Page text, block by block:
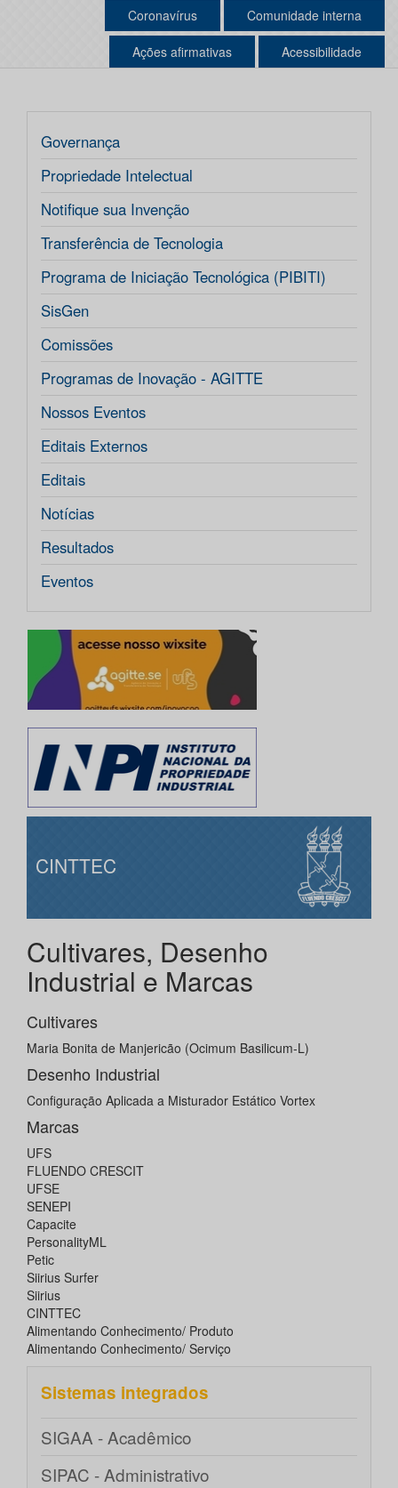
Coronavírus Comunidade interna
Ações afirmativas Acessibilidade
Governança
Propriedade Intelectual
Notifique sua Invenção
Transferência de Tecnologia
Programa de Iniciação Tecnológica (PIBITI)
SisGen
Comissões
Programas de Inovação - AGITTE
Nossos Eventos
Editais Externos
Editais
Notícias
Resultados
Eventos
CINTTEC
Cultivares, Desenho
Industrial e Marcas
Cultivares
Maria Bonita de Manjericão (Ocimum Basilicum-L)
Desenho Industrial
Configuração Aplicada a Misturador Estático Vortex
Marcas
UFS
FLUENDO CRESCIT
UFSE
SENEPI
Capacite
PersonalityML
Petic
Siirius Surfer
Siirius
CINTTEC
Alimentando Conhecimento/ Produto
Alimentando Conhecimento/ Serviço
Sistemas integrados
SIGAA - Acadêmico
SIPAC - Administrativo